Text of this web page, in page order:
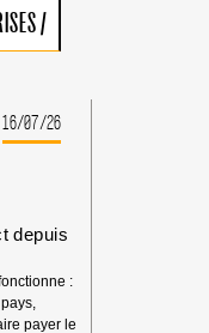
/
16/07/26
depuis
:
payer le